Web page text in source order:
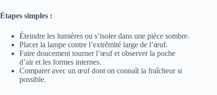
Étapes simples :
Éteindre les lumières ou s’isoler dans une pièce sombre.
Placer la lampe contre l’extrémité large de l’œuf.
Faire doucement tourner l’œuf et observer la poche
d’air et les formes internes.
Comparer avec un œuf dont on connaît la fraîcheur si
possible.